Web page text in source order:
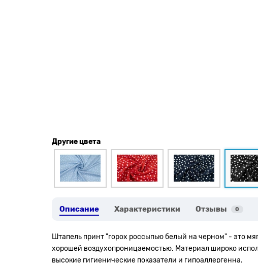
Другие цвета
Описание Характеристики Отзывы 0
Штапель принт "горох россыпью белый на черном" - это
хорошей воздухопроницаемостью. Материал широко
высокие гигиенические показатели и гипоаллергенна.